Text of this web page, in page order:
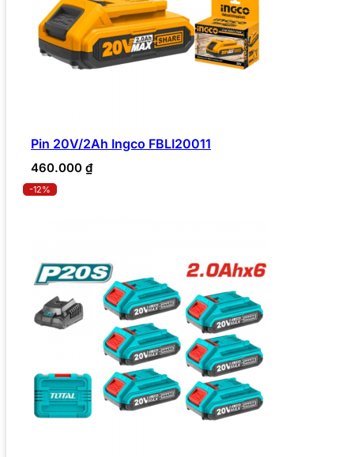
Pin 20V/2Ah Ingco FBLI20011
460.000 ₫
-12%